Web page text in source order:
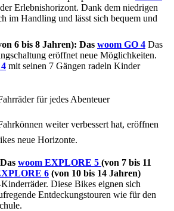
Erlebnishorizont. Dank dem niedrigen
im Handling und lässt sich bequem und
6 bis 8 Jahren): Das woom GO 4 Das
eröffnet neue Möglichkeiten.
mit seinen 7 Gängen radeln Kinder
für jedes Abenteuer
weiter verbessert hat, eröffnen
neue Horizonte.
woom EXPLORE 5 (von 7 bis 11
6 (von 10 bis 14 Jahren)
Diese Bikes eignen sich
Entdeckungstouren wie für den